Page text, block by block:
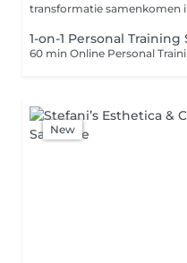
transformatie samenkomen
1-on-1 Personal
New